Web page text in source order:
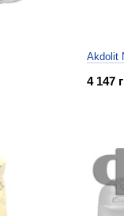
Akdolit
4 147